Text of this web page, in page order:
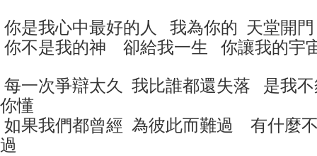
你是我心中最好的人 我為你的 天堂開門
你不是我的神 卻給我一生 你讓我的宇
每一次爭辯太久 我比誰都還失落 是我
你懂
如果我們都曾經 為彼此而難過 有什麼
過